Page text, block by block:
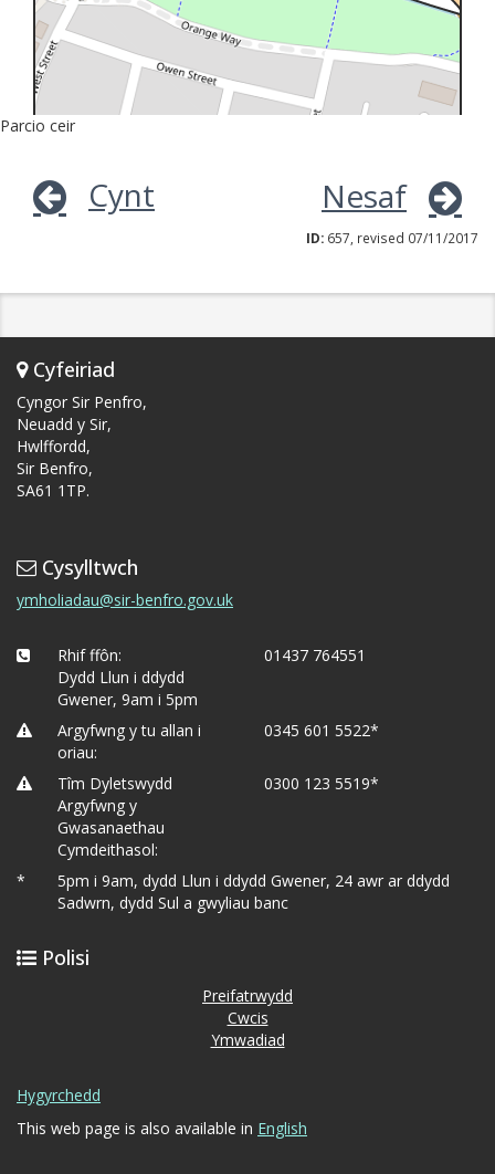
Parcio ceir
Cynt Nesaf
ID: 657, revised 07/11/2017
Cyfeiriad
Cyngor Sir Penfro,
Neuadd y Sir,
Hwlffordd,
Sir Benfro,
SA61 1TP.
Cysylltwch
ymholiadau@sir-benfro.gov.uk
Rhif ffôn:
Dydd Llun i ddydd
Gwener, 9am i 5pm
01437 764551
Argyfwng y tu allan i
oriau:
0345 601 5522*
Tîm Dyletswydd
Argyfwng y
Gwasanaethau
Cymdeithasol:
0300 123 5519*
*
5pm i 9am, dydd Llun i ddydd Gwener, 24 awr ar ddydd
Sadwrn, dydd Sul a gwyliau banc
Polisi
Preifatrwydd
Cwcis
Ymwadiad
Hygyrchedd
This web page is also available in English